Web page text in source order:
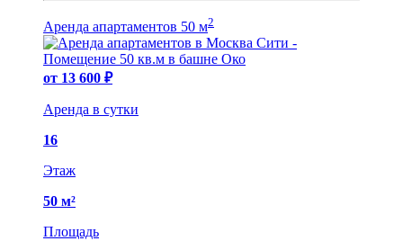
Аренда апартаментов 50 м2
от 13 600 ₽
Аренда в сутки
16
Этаж
50 м²
Площадь